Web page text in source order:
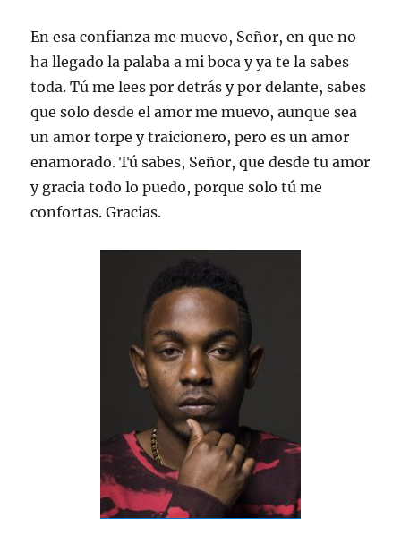
En esa confianza me muevo, Señor, en que no
ha llegado la palaba a mi boca y ya te la sabes
toda. Tú me lees por detrás y por delante, sabes
que solo desde el amor me muevo, aunque sea
un amor torpe y traicionero, pero es un amor
enamorado. Tú sabes, Señor, que desde tu amor
y gracia todo lo puedo, porque solo tú me
confortas. Gracias.